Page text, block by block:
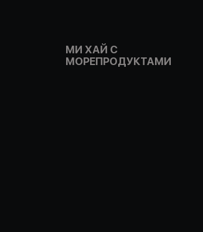
МИ ХАЙ С
МОРЕПРОДУКТАМИ